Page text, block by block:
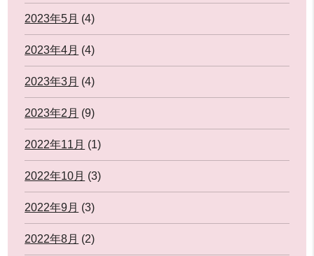
2023年5月 (4)
2023年4月 (4)
2023年3月 (4)
2023年2月 (9)
2022年11月 (1)
2022年10月 (3)
2022年9月 (3)
2022年8月 (2)